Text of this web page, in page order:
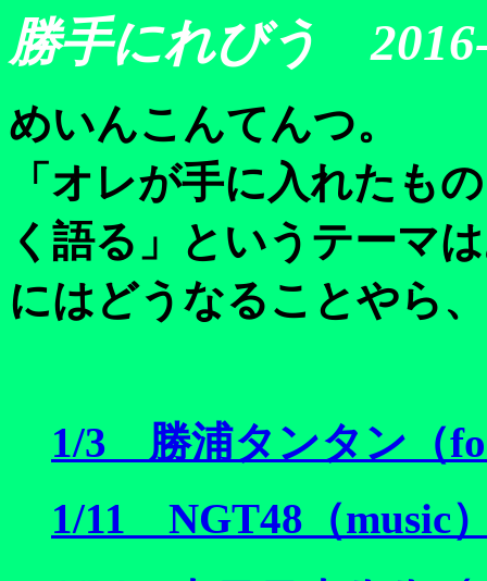
勝手にれびう
めいんこんてんつ。
「オレが手に入れたも
く語る」というテーマ
にはどうなることやら
1/3 勝浦タンタン（
1/11 NGT48（music